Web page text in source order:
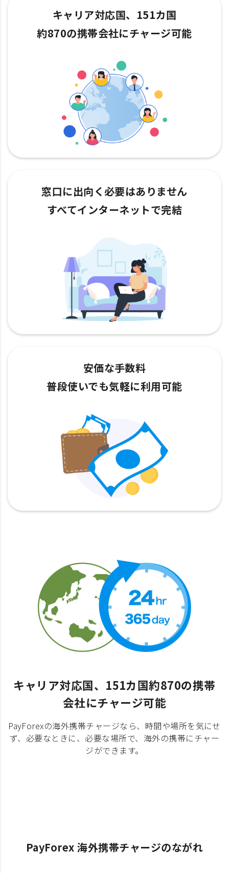
キャリア対応国、151カ国
約870の携帯会社にチャージ可能
窓口に出向く必要はありません
すべてインターネットで完結
安価な手数料
普段使いでも気軽に利用可能
キャリア対応国、151カ国約870の携帯
会社にチャージ可能
PayForexの海外携帯チャージなら、時間や場所を気にせ
ず、必要なときに、必要な場所で、海外の携帯にチャー
ジができます。
PayForex 海外携帯チャージのながれ